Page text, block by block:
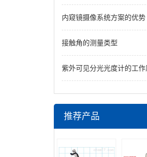
内窥镜摄像系统方案的优势
接触角的测量类型
紫外可见分光光度计的工作
推荐产品